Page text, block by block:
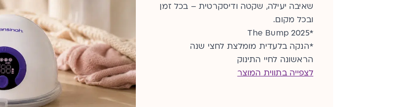
שאיבה יעילה, שקטה ודיסקרטית – בכל זמן
ובכל מקום.
*The Bump 2025
*הנקה בלעדית מומלצת לחצי שנה
הראשונה לחיי התינוק
לצפייה בתווית המוצר